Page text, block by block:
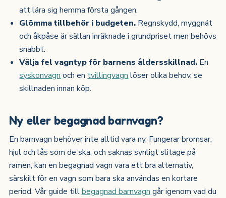
att lära sig hemma första gången.
Glömma tillbehör i budgeten. Regnskydd, myggnät
och åkpåse är sällan inräknade i grundpriset men behövs
snabbt.
Välja fel vagntyp för barnens åldersskillnad. En
syskonvagn och en tvillingvagn löser olika behov, se
skillnaden innan köp.
Ny eller begagnad barnvagn?
En barnvagn behöver inte alltid vara ny. Fungerar bromsar,
hjul och lås som de ska, och saknas synligt slitage på
ramen, kan en begagnad vagn vara ett bra alternativ,
särskilt för en vagn som bara ska användas en kortare
period. Vår guide tillbegagnad barnvagn går igenom vad du